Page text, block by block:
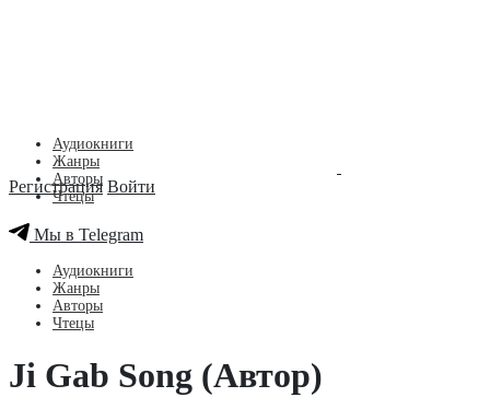
Регистрация Войти
Аудиокниги
Жанры
Авторы
Чтецы
Мы в Telegram
Аудиокниги
Жанры
Авторы
Чтецы
Ji Gab Song (Автор)